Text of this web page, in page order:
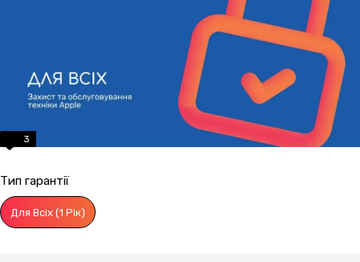
3
Тип гарантії
Для Всіх (1 Рік)